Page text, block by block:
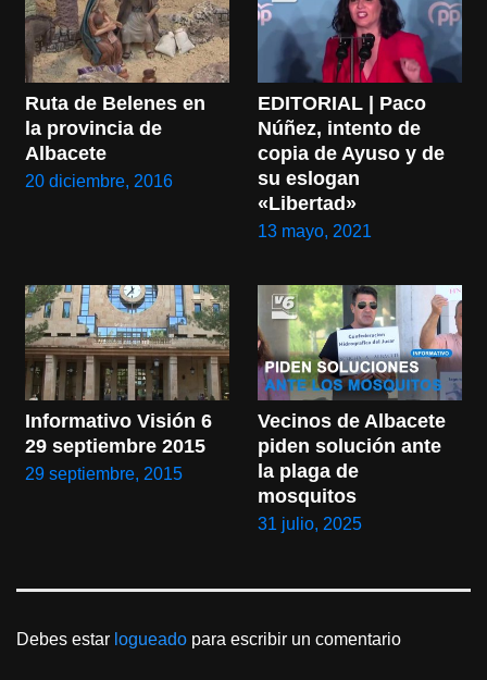
Ruta de Belenes en
la provincia de
Albacete
20 diciembre, 2016
EDITORIAL | Paco
Núñez, intento de
copia de Ayuso y de
su eslogan
«Libertad»
13 mayo, 2021
Informativo Visión 6
29 septiembre 2015
29 septiembre, 2015
Vecinos de Albacete
piden solución ante
la plaga de
mosquitos
31 julio, 2025
Debes estar logueado para escribir un comentario